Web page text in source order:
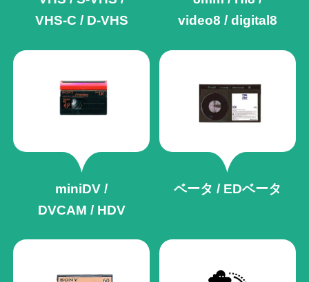
VHS-C / D-VHS
video8 / digital8
miniDV /
DVCAM / HDV
ベータ / EDベータ